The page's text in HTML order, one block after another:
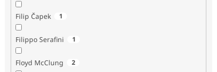
Filip Čapek 1
Filippo Serafini 1
Floyd McClung 2